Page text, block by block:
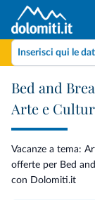
Inserisci qui le
Bed and
Arte e
Vacanze a tema:
offerte per Bed
con Dolomiti.it